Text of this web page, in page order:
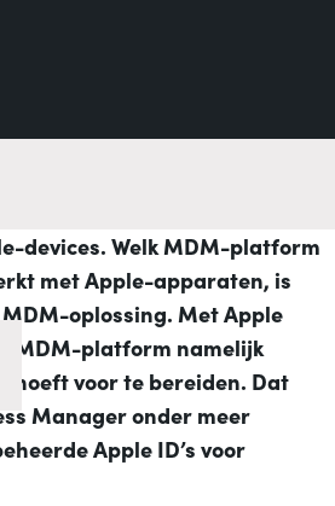
devices. Welk MDM-platform
met Apple-apparaten, is
oplossing. Met Apple
MDM-platform namelijk
hoeft voor te bereiden. Dat
Manager onder meer
Apple ID’s voor